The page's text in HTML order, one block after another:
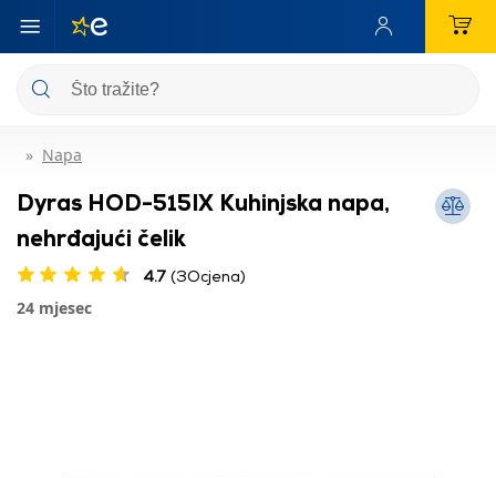
Napa
Dyras HOD-515IX Kuhinjska napa,
nehrđajući čelik
4.7 (3Ocjena)
24 mjesec